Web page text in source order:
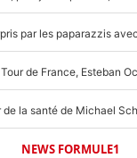
NEWS FORMULE1